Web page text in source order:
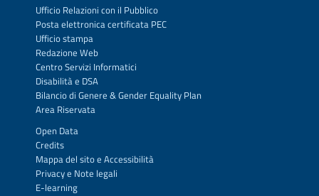
Ufficio Relazioni con il Pubblico
Posta elettronica certificata PEC
Ufficio stampa
Redazione Web
Centro Servizi Informatici
Disabilità e DSA
Bilancio di Genere & Gender Equality Plan
Area Riservata
Open Data
Credits
Mappa del sitoe Accessibilità
Privacye Note legali
E-learning